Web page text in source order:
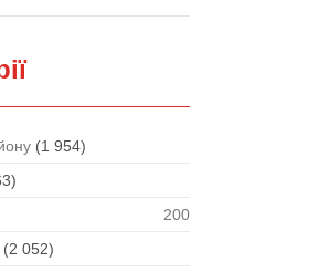
(1 954)
200
(2 052)